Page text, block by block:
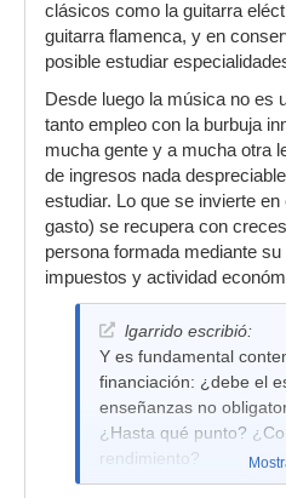
clásicos como la guitarra
guitarra flamenca, y en
posible estudiar
Desde luego la música no es
tanto empleo con la burbuja
mucha gente y a mucha otra
de ingresos nada
estudiar. Lo que se invierte
gasto) se recupera con
persona formada mediante
impuestos y actividad
lgarrido escribió:
Y es fundamental
financiación: ¿debe el
enseñanzas no
¿Hasta qué punto?
rendimiento?